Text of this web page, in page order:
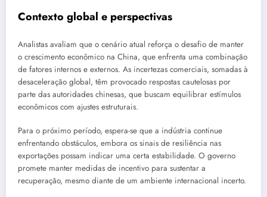
Contexto global e perspectivas
Analistas avaliam que o cenário atual reforça o desafio de manter
o crescimento econômico na China, que enfrenta uma combinação
de fatores internos e externos. As incertezas comerciais, somadas à
desaceleração global, têm provocado respostas cautelosas por
parte das autoridades chinesas, que buscam equilibrar estímulos
econômicos com ajustes estruturais.
Para o próximo período, espera-se que a indústria continue
enfrentando obstáculos, embora os sinais de resiliência nas
exportações possam indicar uma certa estabilidade. O governo
promete manter medidas de incentivo para sustentar a
recuperação, mesmo diante de um ambiente internacional incerto.